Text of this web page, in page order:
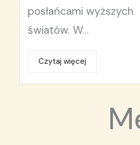
posłańcami wyższych
światów. W...
Czytaj więcej